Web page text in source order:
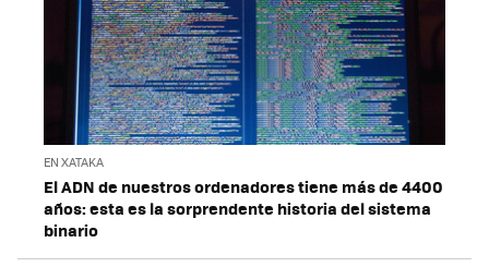
EN XATAKA
El ADN de nuestros ordenadores tiene más de 4400
años: esta es la sorprendente historia del sistema
binario